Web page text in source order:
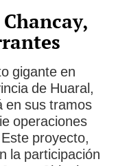
gigante en
de Huaral,
en sus tramos
operaciones
proyecto,
la participación